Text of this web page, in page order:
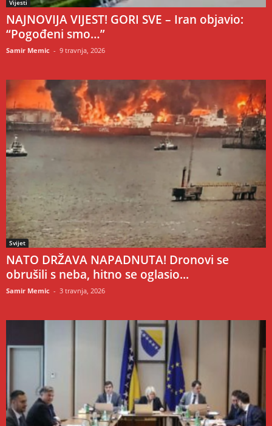
Vijesti
NAJNOVIJA VIJEST! GORI SVE – Iran objavio:
“Pogođeni smo…”
Samir Memic - 9 travnja, 2026
Svijet
NATO DRŽAVA NAPADNUTA! Dronovi se
obrušili s neba, hitno se oglasio...
Samir Memic - 3 travnja, 2026